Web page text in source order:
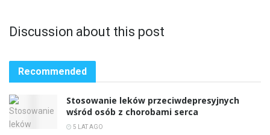
Discussion about this post
Recommended
Stosowanie leków przeciwdepresyjnych
wśród osób z chorobami serca
5 LAT AGO